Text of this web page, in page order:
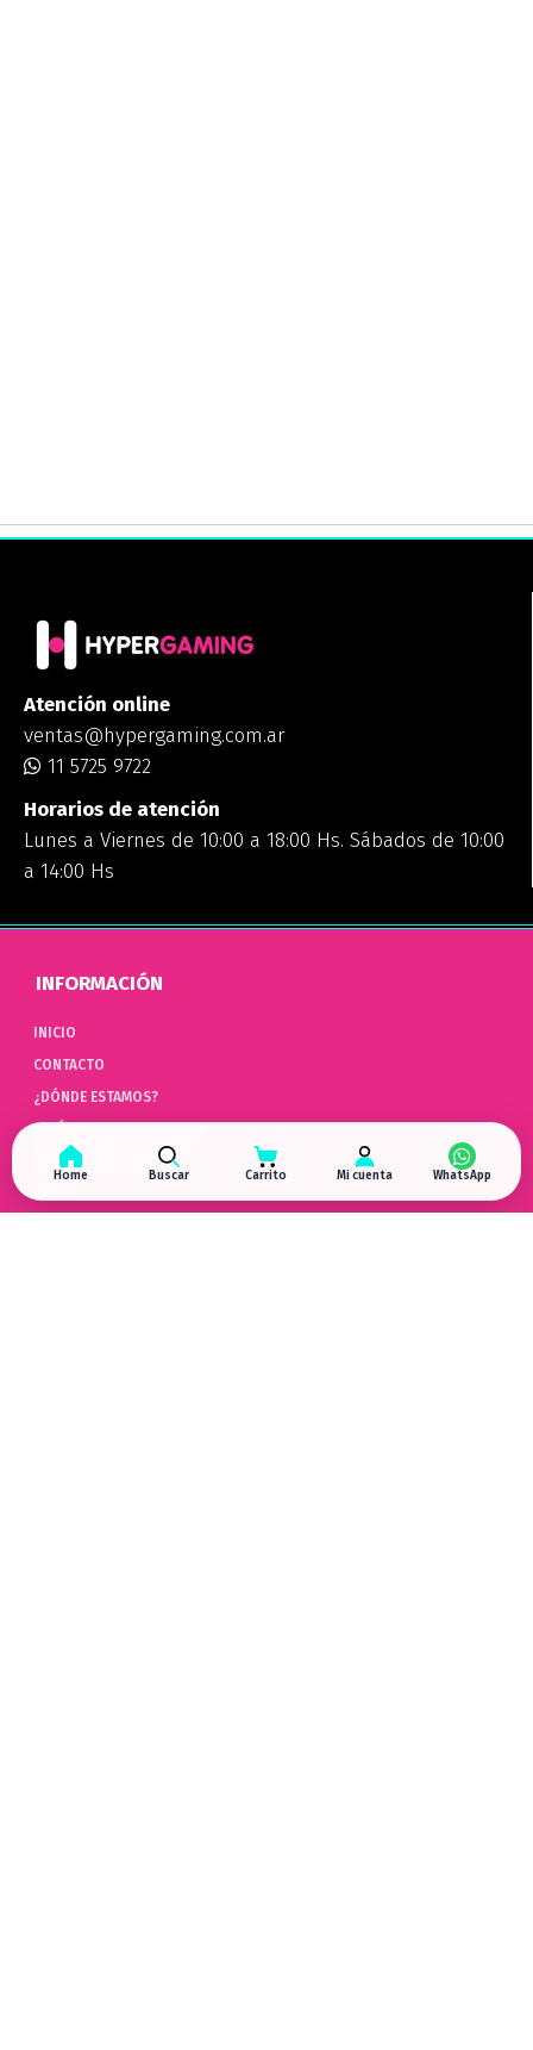
Atención online
ventas@hypergaming.com.ar
11 5725 9722
Horarios de atención
Lunes a Viernes de 10:00 a 18:00 Hs. Sábados de 10:00
a 14:00 Hs
INFORMACIÓN
INICIO
CONTACTO
¿DÓNDE ESTAMOS?
POLÍTICAS DE COOKIES
Home Buscar Carrito Mi cuenta